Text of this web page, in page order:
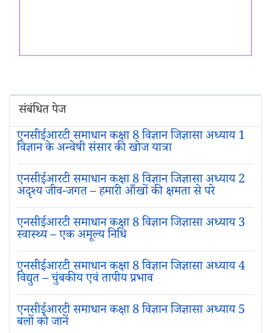
संबंधित पेज
एनसीईआरटी समाधान कक्षा 8 विज्ञान जिज्ञासा अध्याय 1
विज्ञान के अन्वेषी संसार की खोज यात्रा
एनसीईआरटी समाधान कक्षा 8 विज्ञान जिज्ञासा अध्याय 2
अदृश्य जीव-जगत – हमारी आँखों की क्षमता से परे
एनसीईआरटी समाधान कक्षा 8 विज्ञान जिज्ञासा अध्याय 3
स्वास्थ्य – एक अमूल्य निधि
एनसीईआरटी समाधान कक्षा 8 विज्ञान जिज्ञासा अध्याय 4
विद्युत – चुंबकीय एवं तापीय प्रभाव
एनसीईआरटी समाधान कक्षा 8 विज्ञान जिज्ञासा अध्याय 5
बलों को जानें